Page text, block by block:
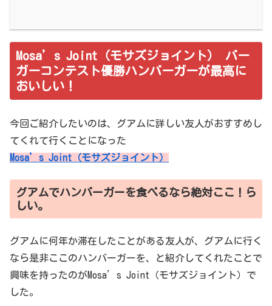
Mosa’s Joint（モサズジョイント） バー
ガーコンテスト優勝ハンバーガーが最高に
おいしい！
今回ご紹介したいのは、グアムに詳しい友人がおすすめし
てくれて行くことになった
Mosa’s Joint（モサズジョイント）
グアムでハンバーガーを食べるなら絶対ここ！ら
しい。
グアムに何年か滞在したことがある友人が、グアムに行く
なら是非ここのハンバーガーを、と紹介してくれたことで
興味を持ったのがMosa’s Joint（モサズジョイント）で
した。